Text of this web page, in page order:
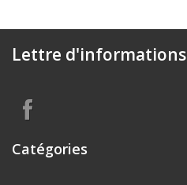
Lettre d'informations
Catégories